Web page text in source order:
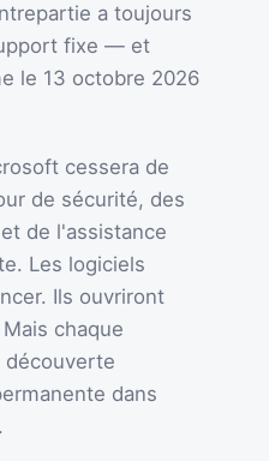
a toujours
fixe — et
le 13 octobre 2026
cessera de
de sécurité, des
de l'assistance
Les logiciels
Ils ouvriront
chaque
découverte
dans